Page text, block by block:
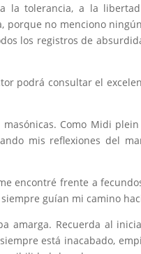
la tolerancia, a la
no menciono
los registros de
podrá consultar el
Como Midi
mis reflexiones del
encontré frente a
guían mi camino
amarga. Recuerda al
está inacabado,